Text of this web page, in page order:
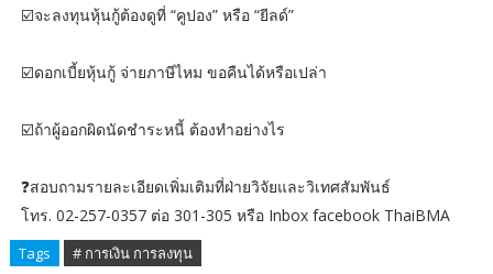
☑️จะลงทุนหุ้นกู้ต้องดูที่ “คูปอง” หรือ “ยีลด์”
☑️ดอกเบี้ยหุ้นกู้ จ่ายภาษีไหม ขอคืนได้หรือเปล่า
☑️ถ้าผู้ออกผิดนัดชำระหนี้ ต้องทำอย่างไร
❓สอบถามรายละเอียดเพิ่มเติมที่ฝ่ายวิจัยและวิเทศสัมพันธ์
โทร. 02-257-0357 ต่อ 301-305 หรือ Inbox facebook ThaiBMA
Tags # การเงิน การลงทุน